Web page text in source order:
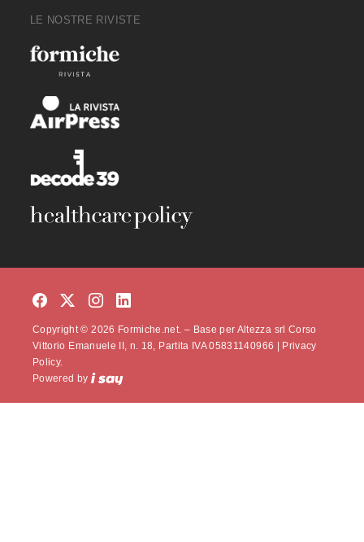
LE NOSTRE RIVISTE
Copyright © 2026 Formiche.net. – Base per Altezza srl Corso
Vittorio Emanuele II, n. 18, Partita IVA 05831140966 |
Privacy
Policy.
Powered by